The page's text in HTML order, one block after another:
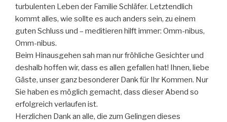
turbulenten Leben der Familie Schläfer. Letztendlich
kommt alles, wie sollte es auch anders sein, zu einem
guten Schluss und – meditieren hilft immer: Omm-nibus,
Omm-nibus.
Beim Hinausgehen sah man nur fröhliche Gesichter und
deshalb hoffen wir, dass es allen gefallen hat! Ihnen, liebe
Gäste, unser ganz besonderer Dank für Ihr Kommen. Nur
Sie haben es möglich gemacht, dass dieser Abend so
erfolgreich verlaufen ist.
Herzlichen Dank an alle, die zum Gelingen dieses